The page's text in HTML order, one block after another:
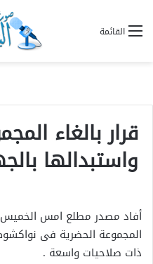
القائمة
قرار بالغاء
واستبدالها
أفاد مصدر مطلع امس الخميس
المجموعة الحضرية فى
ذات صلاحيات واسعة .